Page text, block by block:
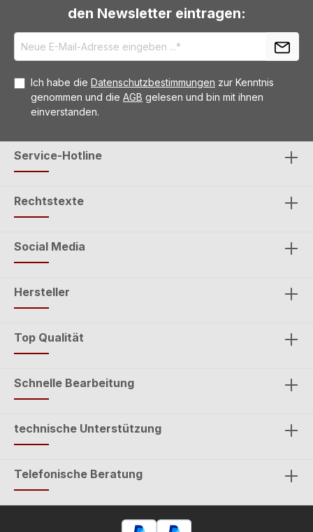
den Newsletter eintragen:
Ich habe die Datenschutzbestimmungen zur Kenntnis
genommen und die AGB gelesen und bin mit ihnen
einverstanden.
Service-Hotline
Rechtstexte
Social Media
Hersteller
Top Qualität
Schnelle Bearbeitung
technische Unterstützung
Telefonische Beratung